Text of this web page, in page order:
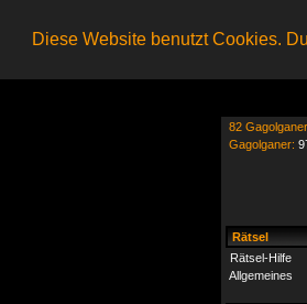
Diese Website benutzt Cookies.
82 Gagolganer
Gagolganer:
Rätsel
Rätsel-Hilfe
Allgemeines